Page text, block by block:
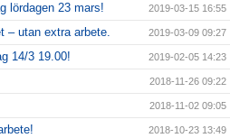
lördagen 23 mars! 2019-03-15 16:55
– utan extra arbete. 2019-03-09 09:27
14/3 19.00! 2019-02-05 14:23
2018-11-26 09:22
2018-11-02 09:05
2018-10-23 13:49